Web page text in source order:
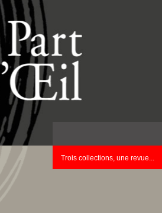
Trois collections, une revue...